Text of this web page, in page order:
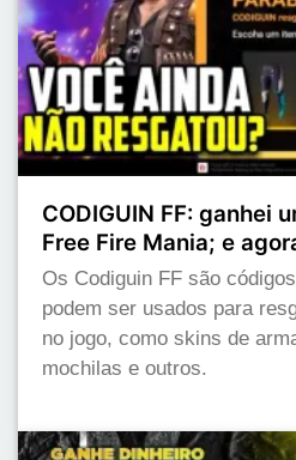
CODIGUIN FF: ganhei
Free Fire Mania; e
Os Codiguin FF são
podem ser usados para
no jogo, como skins de
mochilas e outros.